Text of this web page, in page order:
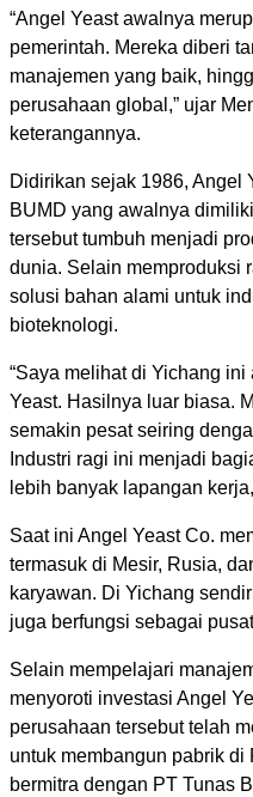
“Angel Yeast awalnya
pemerintah. Mereka diberi
manajemen yang baik,
perusahaan global,” ujar
keterangannya.
Didirikan sejak 1986, Angel
BUMD yang awalnya
tersebut tumbuh menjadi
dunia. Selain memproduksi
solusi bahan alami untuk
bioteknologi.
“Saya melihat di Yichang
Yeast. Hasilnya luar biasa.
semakin pesat seiring
Industri ragi ini menjadi
lebih banyak lapangan
Saat ini Angel Yeast Co.
termasuk di Mesir, Rusia,
karyawan. Di Yichang
juga berfungsi sebagai
Selain mempelajari
menyoroti investasi Angel
perusahaan tersebut telah
untuk membangun pabrik
bermitra dengan PT Tunas